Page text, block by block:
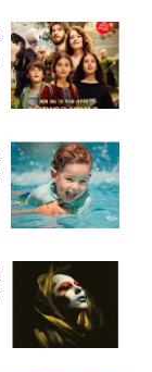
28 ביולי 2026
20 ביולי 2026